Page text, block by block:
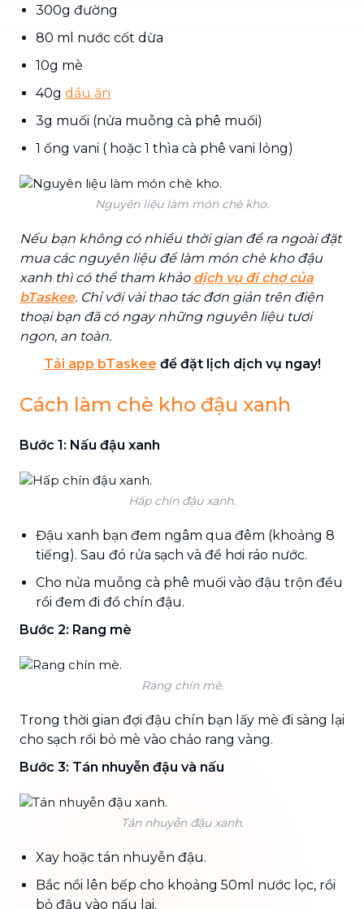
300g đường
80 ml nước cốt dừa
10g mè
40g dầu ăn
3g muối (nửa muỗng cà phê muối)
1 ống vani ( hoặc 1 thìa cà phê vani lỏng)
Nguyên liệu làm món chè kho.
Nếu bạn không có nhiều thời gian để ra ngoài đặt
mua các nguyên liệu để làm món chè kho đậu
xanh thì có thể tham khảo dịch vụ đi chợ của
bTaskee. Chỉ với vài thao tác đơn giản trên điện
thoại bạn đã có ngay những nguyên liệu tươi
ngon, an toàn.
Tải app bTaskee để đặt lịch dịch vụ ngay!
Cách làm chè kho đậu xanh
Bước 1: Nấu đậu xanh
Hấp chín đậu xanh.
Đậu xanh bạn đem ngâm qua đêm (khoảng 8
tiếng). Sau đó rửa sạch và để hơi ráo nước.
Cho nửa muỗng cà phê muối vào đậu trộn đều
rồi đem đi đồ chín đậu.
Bước 2: Rang mè
Rang chín mè.
Trong thời gian đợi đậu chín bạn lấy mè đi sàng lại
cho sạch rồi bỏ mè vào chảo rang vàng.
Bước 3: Tán nhuyễn đậu và nấu
Tán nhuyễn đậu xanh.
Xay hoặc tán nhuyễn đậu.
Bắc nồi lên bếp cho khoảng 50ml nước lọc, rồi
bỏ đậu vào nấu lại.